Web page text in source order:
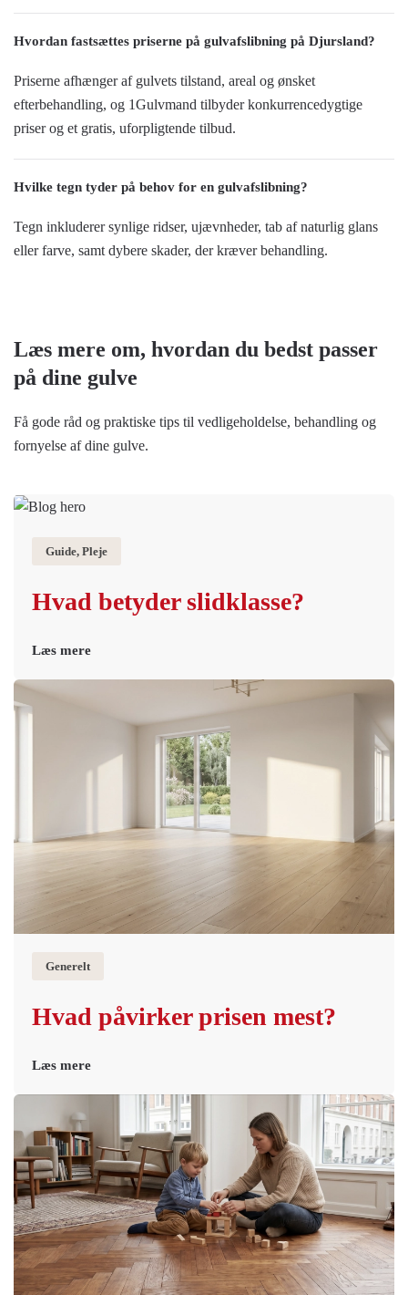
Hvordan fastsættes priserne på gulvafslibning på Djursland?
Priserne afhænger af gulvets tilstand, areal og ønsket
efterbehandling, og 1Gulvmand tilbyder konkurrencedygtige
priser og et gratis, uforpligtende tilbud.
Hvilke tegn tyder på behov for en gulvafslibning?
Tegn inkluderer synlige ridser, ujævnheder, tab af naturlig glans
eller farve, samt dybere skader, der kræver behandling.
Læs mere om, hvordan du bedst passer
på dine gulve
Få gode råd og praktiske tips til vedligeholdelse, behandling og
fornyelse af dine gulve.
Guide, Pleje
Hvad betyder slidklasse?
Læs mere
Generelt
Hvad påvirker prisen mest?
Læs mere